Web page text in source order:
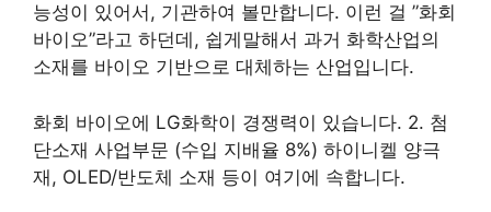
능성이 있어서, 기관하여 볼만합니다. 이런 걸 ”화회
바이오”라고 하던데, 쉽게말해서 과거 화학산업의
소재를 바이오 기반으로 대체하는 산업입니다.
화회 바이오에 LG화학이 경쟁력이 있습니다. 2. 첨
단소재 사업부문 (수입 지배율 8%) 하이니켈 양극
재, OLED/반도체 소재 등이 여기에 속합니다.